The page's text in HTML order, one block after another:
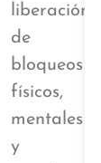
liberación
de
bloqueos
físicos,
mentales
y